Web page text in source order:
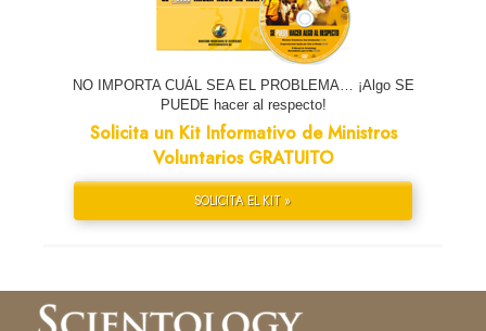
NO IMPORTA CUÁL SEA EL PROBLEMA… ¡Algo SE
PUEDE hacer al respecto!
Solicita un Kit Informativo de Ministros
Voluntarios GRATUITO
SOLICITA EL KIT »